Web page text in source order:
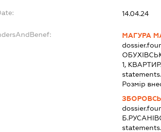
14.04.24
МАГУРА
1,
Розмір